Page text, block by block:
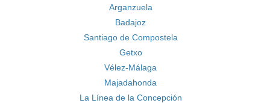
Arganzuela
Badajoz
Santiago de Compostela
Getxo
Vélez-Málaga
Majadahonda
La Línea de la Concepción